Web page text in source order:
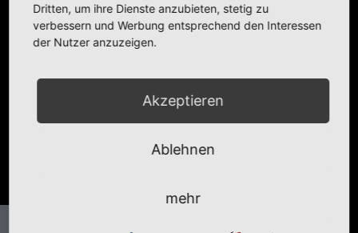
Dritten, um ihre Dienste anzubieten, stetig zu
verbessern und Werbung entsprechend den Interessen
der Nutzer anzuzeigen.
Akzeptieren
Ablehnen
mehr